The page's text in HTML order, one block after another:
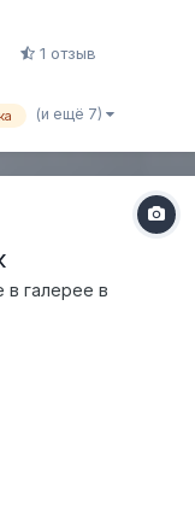
.
1 отзыв
(и ещё 7)
в галерее в